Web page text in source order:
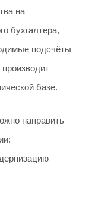
на
бухгалтера,
подсчёты
базе.
направить